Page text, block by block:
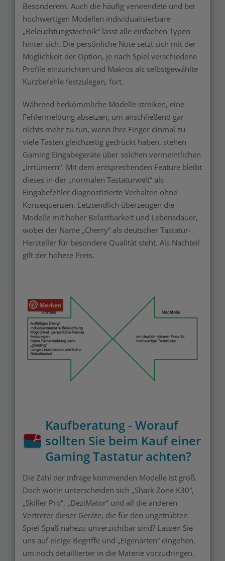
Besonderem. Auch die häufig verwendete und bei
hochwertigen Modellen individualisierbare
„Beleuchtungstechnik“ lässt alle einfachen Typen
hinter sich. Die persönliche Note setzt sich mit der
Möglichkeit der Option, je nach Spiel verschiedene
Profile einzurichten und Makros als selbstgewählte
Kurzbefehle festzulegen, fort.
Während herkömmliche Modelle streiken, eine
Fehlermeldung absetzen, um anschließend gar
nichts mehr zu tun, wenn Ihre Finger einmal zu
viele Tasten gleichzeitig gedrückt haben, stehen
Gaming Eingabegeräte über solchen vermeintlichen
„Irrtümern“. Mit dem entsprechenden Feature bleibt
dieses in der „normalen Tastaturwelt“ als
Eingabefehler diagnostizierte Verhalten ohne
Konsequenzen. Letztendlich überzeugen die
Modelle mit hoher Belastbarkeit und Lebensdauer,
wobei der Name „Cherry“ als deutscher Tastatur-
Hersteller für besondere Qualität steht. Als Nachteil
gilt der höhere Preis.
Merken
Kaufberatung - Worauf
sollten Sie beim Kauf einer
Gaming Tastatur achten?
Die Zahl der infrage kommenden Modelle ist groß.
Doch worin unterscheiden sich „Shark Zone K30“,
„Skiller Pro“, „DeziMator“ und all die anderen
Vertreter dieser Geräte, die für den ungetrübten
Spiel-Spaß nahezu unverzichtbar sind? Lassen Sie
uns auf einige Begriffe und „Eigenarten“ eingehen,
um noch detaillierter in die Materie vorzudringen.